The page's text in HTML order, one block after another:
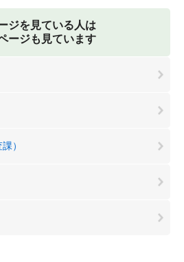
ジを見ている人は
ージも見ています
）